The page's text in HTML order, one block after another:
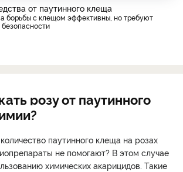
розу от паутинного
паутинного клеща на розах
не помогают? В этом случае
химических акарицидов. Такие